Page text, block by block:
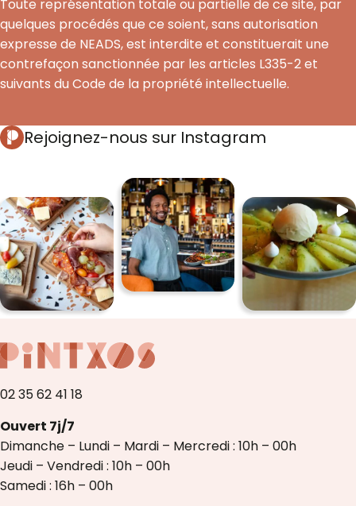
Toute représentation totale ou partielle de ce site, par
quelques procédés que ce soient, sans autorisation
expresse de NEADS, est interdite et constituerait une
contrefaçon sanctionnée par les articles L335-2 et
suivants du Code de la propriété intellectuelle.
Rejoignez-nous sur Instagram
02 35 62 41 18
Ouvert 7j/7
Dimanche – Lundi – Mardi – Mercredi : 10h – 00h
Jeudi – Vendredi : 10h – 00h
Samedi : 16h – 00h